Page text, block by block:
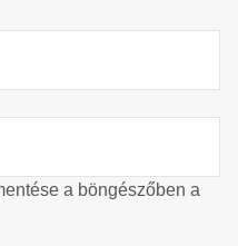
a böngészőben a